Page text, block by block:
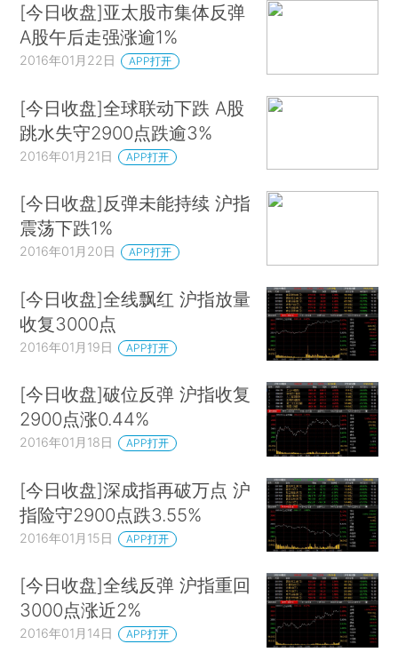
[今日收盘]亚太股市集体反弹
A股午后走强涨逾1%
2016年01月22日 APP打开
[今日收盘]全球联动下跌 A股
跳水失守2900点跌逾3%
2016年01月21日 APP打开
[今日收盘]反弹未能持续 沪指
震荡下跌1%
2016年01月20日 APP打开
[今日收盘]全线飘红 沪指放量
收复3000点
2016年01月19日 APP打开
[今日收盘]破位反弹 沪指收复
2900点涨0.44%
2016年01月18日 APP打开
[今日收盘]深成指再破万点 沪
指险守2900点跌3.55%
2016年01月15日 APP打开
[今日收盘]全线反弹 沪指重回
3000点涨近2%
2016年01月14日 APP打开